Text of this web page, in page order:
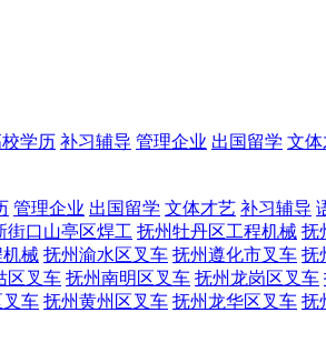
学历 补习辅导 管理企业 出国留学 文
管理企业 出国留学 文体才艺 补习辅导
街口山亭区焊工 抚州牡丹区工程机械 抚
械 抚州渝水区叉车 抚州遵化市叉车 抚
区叉车 抚州南明区叉车 抚州龙岗区叉车
车 抚州黄州区叉车 抚州龙华区叉车 抚